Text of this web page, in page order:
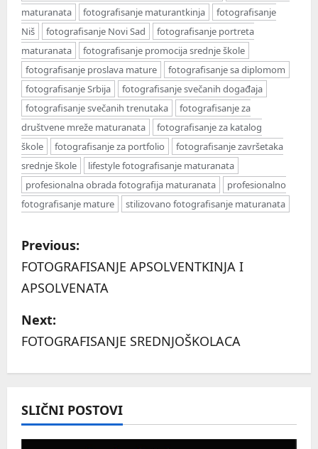
maturanata
fotografisanje maturantkinja
fotografisanje
Niš
fotografisanje Novi Sad
fotografisanje portreta
maturanata
fotografisanje promocija srednje škole
fotografisanje proslava mature
fotografisanje sa diplomom
fotografisanje Srbija
fotografisanje svečanih događaja
fotografisanje svečanih trenutaka
fotografisanje za
društvene mreže maturanata
fotografisanje za katalog
škole
fotografisanje za portfolio
fotografisanje završetaka
srednje škole
lifestyle fotografisanje maturanata
profesionalna obrada fotografija maturanata
profesionalno
fotografisanje mature
stilizovano fotografisanje maturanata
P
o
s
t
v
Previous:
FOTOGRAFISANJE APSOLVENTKINJA I
APSOLVENATA
Next:
FOTOGRAFISANJE SREDNJOŠKOLACA
SLIČNI POSTOVI